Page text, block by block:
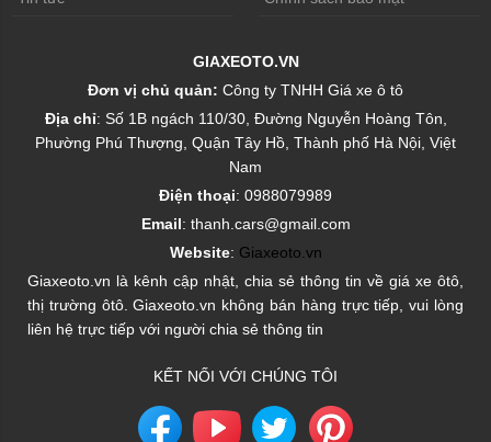
GIAXEOTO.VN
Đơn vị chủ quản: Công ty TNHH Giá xe ô tô
Địa chỉ: Số 1B ngách 110/30, Đường Nguyễn Hoàng Tôn,
Phường Phú Thượng, Quận Tây Hồ, Thành phố Hà Nội, Việt
Nam
Điện thoại: 0988079989
Email: thanh.cars@gmail.com
Website: Giaxeoto.vn
Giaxeoto.vn là kênh cập nhật, chia sẻ thông tin về giá xe ôtô,
thị trường ôtô. Giaxeoto.vn không bán hàng trực tiếp, vui lòng
liên hệ trực tiếp với người chia sẻ thông tin
KẾT NỐI VỚI CHÚNG TÔI